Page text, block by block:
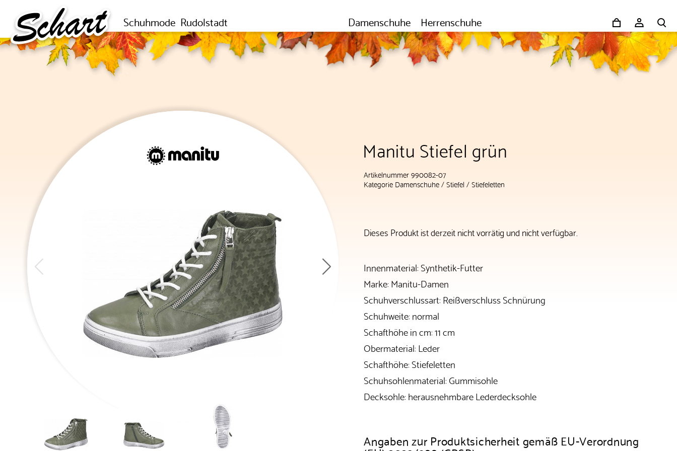
Schuhmode Rudolstadt Damenschuhe Herrenschuhe
Manitu Stiefel grün
Artikelnummer 990082-07
KategorieDamenschuhe/Stiefel/Stiefeletten
Dieses Produkt ist derzeit nicht vorrätig und nicht verfügbar.
Innenmaterial: Synthetik-Futter
Marke: Manitu-Damen
Schuhverschlussart: Reißverschluss Schnürung
Schuhweite: normal
Schafthöhe in cm: 11 cm
Obermaterial: Leder
Schafthöhe: Stiefeletten
Schuhsohlenmaterial: Gummisohle
Decksohle: herausnehmbare Lederdecksohle
Angaben zur Produktsicherheit gemäß EU-Verordnung